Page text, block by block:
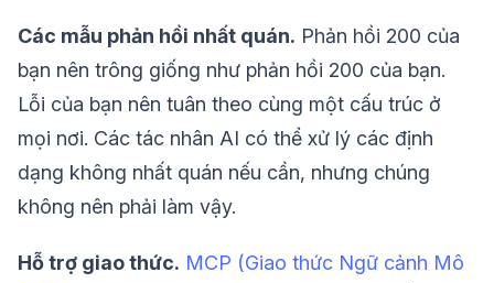
Các mẫu phản hồi nhất quán. Phản hồi 200 của
bạn nên trông giống như phản hồi 200 của bạn.
Lỗi của bạn nên tuân theo cùng một cấu trúc ở
mọi nơi. Các tác nhân AI có thể xử lý các định
dạng không nhất quán nếu cần, nhưng chúng
không nên phải làm vậy.
Hỗ trợ giao thức. MCP (Giao thức Ngữ cảnh Mô